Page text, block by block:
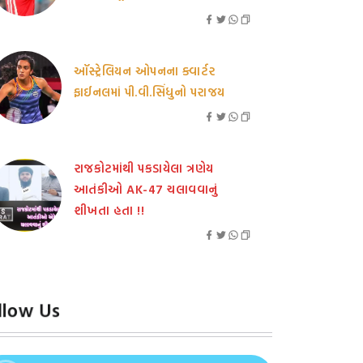
ઑસ્ટ્રેલિયન ઓપનના ક્વાર્ટર
ફાઈનલમાં પી.વી.સિંધુનો પરાજય
રાજકોટમાંથી પકડાયેલા ત્રણેય
આતંકીઓ AK-47 ચલાવવાનું
શીખતા હતા !!
Us